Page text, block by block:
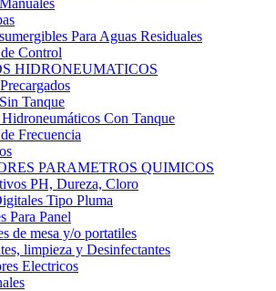
Para Aguas Residuales
Control
HIDRONEUMATICOS
Tanque
Hidroneumáticos Con Tanque
Frecuencia
PARAMETROS QUIMICOS
PH, Dureza, Cloro
Tipo Pluma
Para Panel
de mesa y/o portatiles
limpieza y Desinfectantes
Electricos